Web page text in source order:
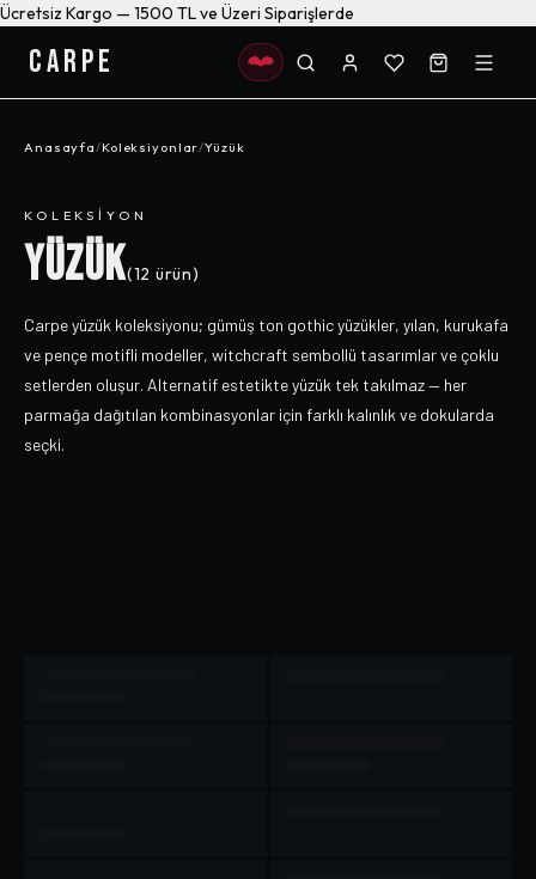
Ücretsiz Kargo — 1500 TL ve Üzeri Siparişlerde
CARPE
Anasayfa/Koleksiyonlar/Yüzük
KOLEKSIYON
YÜZÜK(12 ürün)
Carpe yüzük koleksiyonu; gümüş ton gothic yüzükler, yılan, kurukafa
ve pençe motifli modeller, witchcraft sembollü tasarımlar ve çoklu
setlerden oluşur. Alternatif estetikte yüzük tek takılmaz — her
parmağa dağıtılan kombinasyonlar için farklı kalınlık ve dokularda
seçki.